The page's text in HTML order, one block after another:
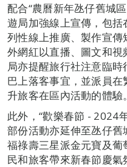
配合“農曆新年氹仔舊城
遊局加強線上宣傳，包
列性線上推廣、製作宣
外網紅以直播、圖文和
局亦提醒旅行社注意臨
巴上落客事宜，並派員
升旅客在區內活動的體驗。
此外，“歡樂春節 - 2024
部份活動亦延伸至氹仔舊
福祿壽三星派金元寶及
民和旅客帶來新春節慶氣